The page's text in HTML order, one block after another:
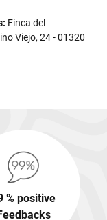
Finca del
Viejo, 24 - 01320
% positive